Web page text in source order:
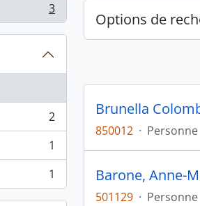
3
2
1
1
Options de
Brunella
850012 · Personne
Barone, Anne-
501129 · Personne